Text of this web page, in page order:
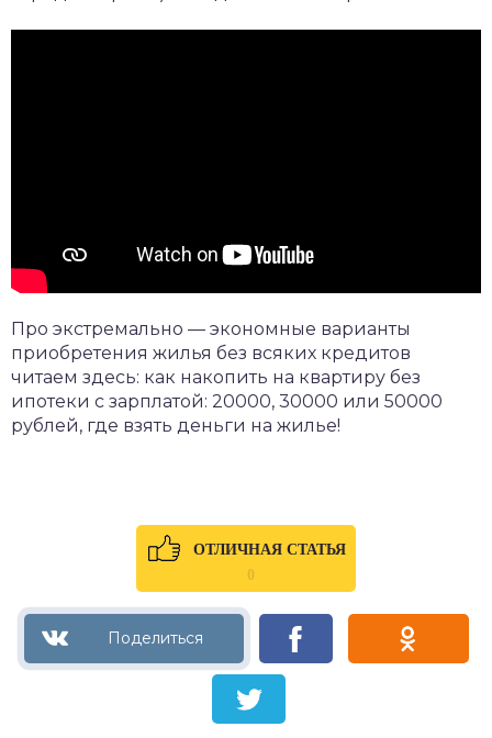
Про экстремально — экономные варианты
приобретения жилья без всяких кредитов
читаем здесь: как накопить на квартиру без
ипотеки с зарплатой: 20000, 30000 или 50000
рублей, где взять деньги на жилье!
ОТЛИЧНАЯ СТАТЬЯ
0